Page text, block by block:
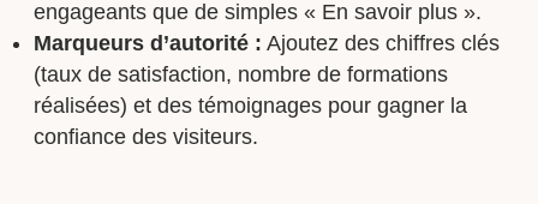
engageants que de simples « En savoir plus ».
Marqueurs d’autorité : Ajoutez des chiffres clés
(taux de satisfaction, nombre de formations
réalisées) et des témoignages pour gagner la
confiance des visiteurs.